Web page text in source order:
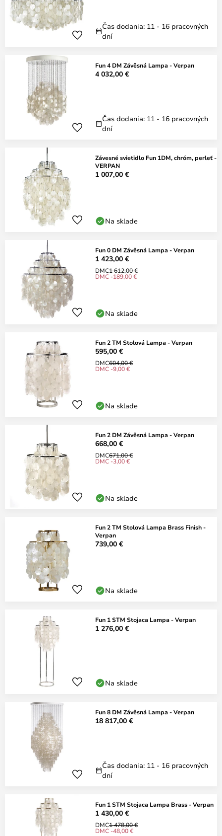
Čas dodania: 11 - 16 pracovných
dní
Fun 4 DM Závěsná Lampa - Verpan
4 032,00 €
Čas dodania: 11 - 16 pracovných
dní
Závesné svietidlo Fun 1DM, chróm, perleť -
VERPAN
1 007,00 €
Na sklade
Fun 0 DM Závěsná Lampa - Verpan
1 423,00 €
DMC1 612,00 €
DMC -189,00 €
Na sklade
Fun 2 TM Stolová Lampa - Verpan
595,00 €
DMC604,00 €
DMC -9,00 €
Na sklade
Fun 2 DM Závěsná Lampa - Verpan
668,00 €
DMC671,00 €
DMC -3,00 €
Na sklade
Fun 2 TM Stolová Lampa Brass Finish -
Verpan
739,00 €
Na sklade
Fun 1 STM Stojaca Lampa - Verpan
1 276,00 €
Na sklade
Fun 8 DM Závěsná Lampa - Verpan
18 817,00 €
Čas dodania: 11 - 16 pracovných
dní
Fun 1 STM Stojaca Lampa Brass - Verpan
1 430,00 €
DMC1 478,00 €
DMC -48,00 €